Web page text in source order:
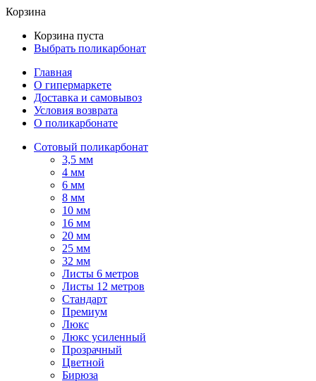
Корзина
Корзина пуста
Выбрать поликарбонат
Главная
О гипермаркете
Доставка и самовывоз
Условия возврата
О поликарбонате
Сотовый поликарбонат
3,5 мм
4 мм
6 мм
8 мм
10 мм
16 мм
20 мм
25 мм
32 мм
Листы 6 метров
Листы 12 метров
Стандарт
Премиум
Люкс
Люкс усиленный
Прозрачный
Цветной
Бирюза